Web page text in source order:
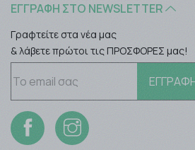
ΕΓΓΡΑΦΉ ΣΤΟ NEWSLETTER
Γραφτείτε στα νέα μας
& λάβετε πρώτοι τις ΠΡΟΣΦΟΡΕΣ μας!